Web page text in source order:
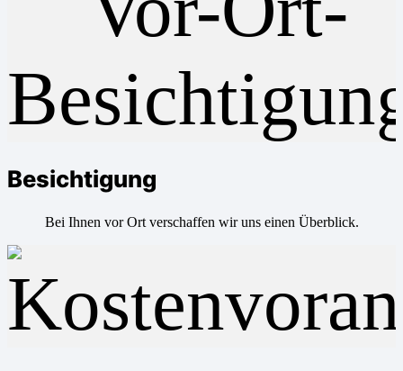
Besichtigung
Bei Ihnen vor Ort verschaffen wir uns einen Überblick.